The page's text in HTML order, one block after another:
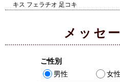
キス フェラチオ 足コキ
メッセ